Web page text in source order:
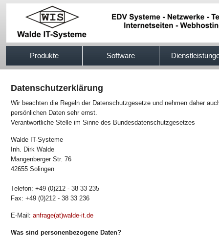
Produkte Software
Datenschutzerklärung
Wir beachten die Regeln der Datenschutzgesetze und nehmen daher
persönlichen Daten sehr ernst.
Verantwortliche Stelle im Sinne des Bundesdatenschutzgesetzes
Walde IT-Systeme
Inh. Dirk Walde
Mangenberger Str. 76
42655 Solingen
Telefon: +49 (0)212 - 38 33 235
Fax: +49 (0)212 - 38 33 236
E-Mail: anfrage(at)walde-it.de
Was sind personenbezogene Daten?